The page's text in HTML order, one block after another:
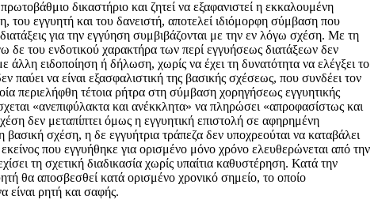
δικαστήριο και ζητεί να εξαφανιστεί η εκκαλουμένη
του εγγυητή και του δανειστή, αποτελεί ιδιόμορφη σύμβαση που
για την εγγύηση συμβιβάζονται με την εν λόγω σχέση. Με τη
δε του ενδοτικού χαρακτήρα των περί εγγυήσεως διατάξεων δεν
ειδοποίηση ή δήλωση, χωρίς να έχει τη δυνατότητα να ελέγξει το
να είναι εξασφαλιστική της βασικής σχέσεως, που συνδέει τον
περιελήφθη τέτοια ρήτρα στη σύμβαση χορηγήσεως εγγυητικής
«ανεπιφύλακτα και ανέκκλητα» να πληρώσει «απροφασίστως και
δεν μεταπίπτει όμως η εγγυητική επιστολή σε αφηρημένη
σχέση, η δε εγγυήτρια τράπεζα δεν υποχρεούται να καταβάλει
που εγγυήθηκε για ορισμένο μόνο χρόνο ελευθερώνεται από την
τη σχετική διαδικασία χωρίς υπαίτια καθυστέρηση. Κατά την
θα αποσβεσθεί κατά ορισμένο χρονικό σημείο, το οποίο
είναι ρητή και σαφής.